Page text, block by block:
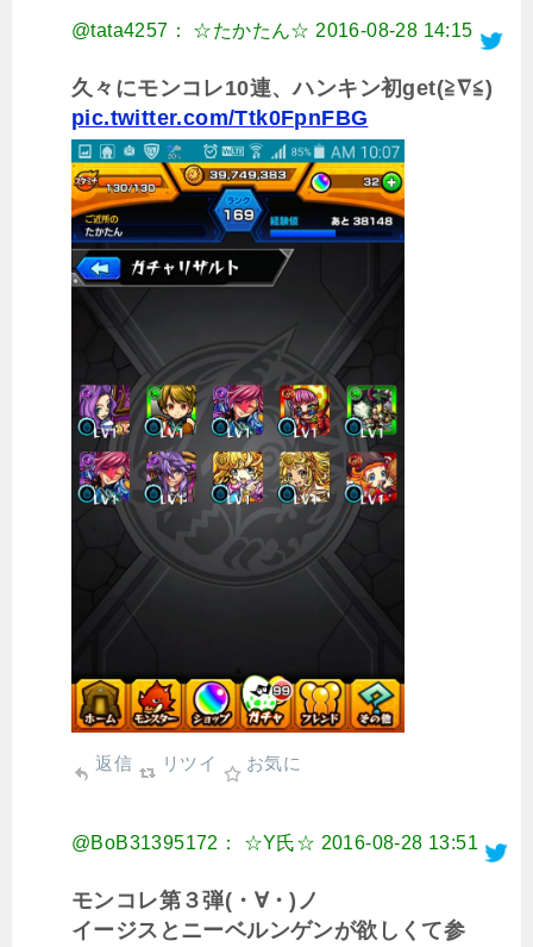
@tata4257： ☆たかたん☆ 2016-08-28 14:15
久々にモンコレ10連、ハンキン初get(≧∇≦)
pic.twitter.com/Ttk0FpnFBG
返信 リツイ お気に
@BoB31395172： ☆Y氏☆ 2016-08-28 13:51
モンコレ第３弾(・∀・)ノ
イージスとニーベルンゲンが欲しくて参